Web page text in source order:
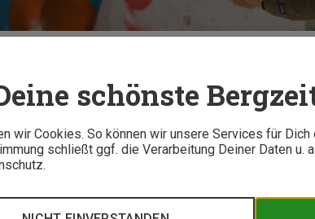
schönste
wir Cookies. So können wir unsere Services für
schließt ggf. die Verarbeitung Deiner Daten u.
Seil in Absprunghöhe. Erfahre hier, was diesen
Bouldern nicht nur Bizeps, sondern auch